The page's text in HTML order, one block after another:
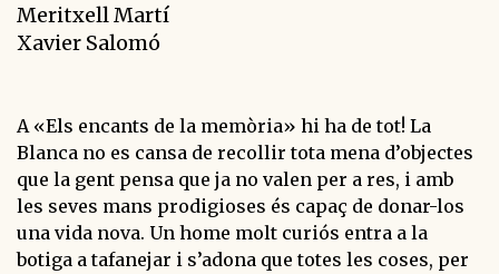
Meritxell Martí
Xavier Salomó
A «Els encants de la memòria» hi ha de tot! La
Blanca no es cansa de recollir tota mena d’objectes
que la gent pensa que ja no valen per a res, i amb
les seves mans prodigioses és capaç de donar-los
una vida nova. Un home molt curiós entra a la
botiga a tafanejar i s’adona que totes les coses, per